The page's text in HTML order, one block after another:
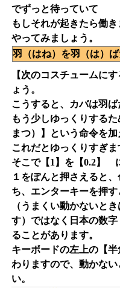
でずっと待っていて
もしそれが起きたら働き
やってみましょう。
羽（はね）を羽（は）
【次のコスチュームに
ょう。
こうすると、カバは羽ば
もう少しゆっくりする
まつ）】という命令を加
これだとゆっくりすぎま
そこで【1】を【0.2】
１をぽんと押さえると
ち、エンターキーを押す
（うまくい動かないと
す）ではなく日本の数
ることがあります。
キーボードの左上の【
わりますので、動かな
い。